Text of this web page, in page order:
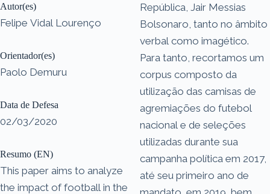
Autor(es)
Felipe Vidal Lourenço
Orientador(es)
Paolo Demuru
Data de Defesa
02/03/2020
Resumo (EN)
This paper aims to analyze
the impact of football in the
República, Jair Messias
Bolsonaro, tanto no âmbito
verbal como imagético.
Para tanto, recortamos um
corpus composto da
utilização das camisas de
agremiações do futebol
nacional e de seleções
utilizadas durante sua
campanha política em 2017,
até seu primeiro ano de